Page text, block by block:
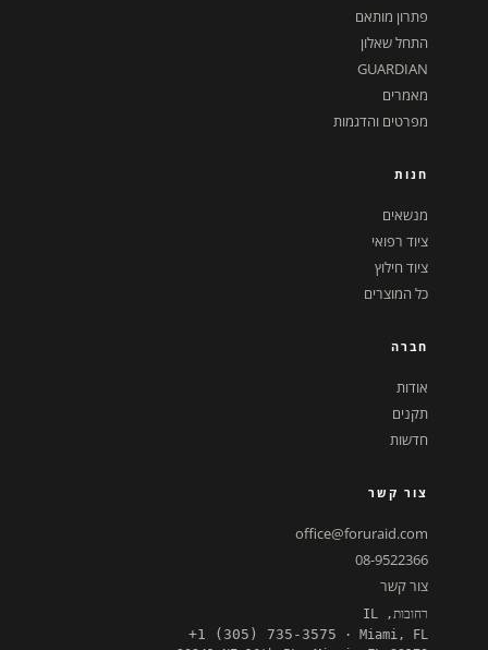
פתרון מותאם
התחל שאלון
GUARDIAN
מאמרים
מפרטים והדגמות
חנות
מנשאים
ציוד רפואי
ציוד חילוץ
כל המוצרים
חברה
אודות
תקנים
חדשות
צור קשר
office@foruraid.com
08-9522366
צור קשר
רחובות, IL
+1 (305) 735-3575 · Miami, FL